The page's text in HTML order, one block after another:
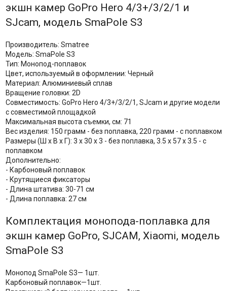
экшн камер GoPro Hero 4/3+/3/2/1 и
SJcam, модель SmaPole S3
Производитель: Smatree
Модель: SmaPole S3
Тип: Монопод-поплавок
Цвет, используемый в оформлении: Черный
Материал: Алюминиевый сплав
Вращение головки: 2D
Совместимость: GoPro Hero 4/3+/3/2/1, SJcam и другие модели
с совместимой площадкой
Максимальная высота съемки, см: 71
Вес изделия: 150 грамм - без поплавка, 220 грамм - с поплавком
Размеры (Ш х В х Г): 3 x 30 x 3 - без поплавка, 3.5 х 57 х 3.5 - с
поплавком
Дополнительно:
- Карбоновый поплавок
- Крутящиеся фиксаторы
- Длина штатива: 30-71 см
- Длина поплавка: 27 см
Комплектация монопода-поплавка для
экшн камер GoPro, SJCAM, Xiaomi, модель
SmaPole S3
Монопод SmaPole S3— 1шт.
Карбоновый поплавок—1шт.